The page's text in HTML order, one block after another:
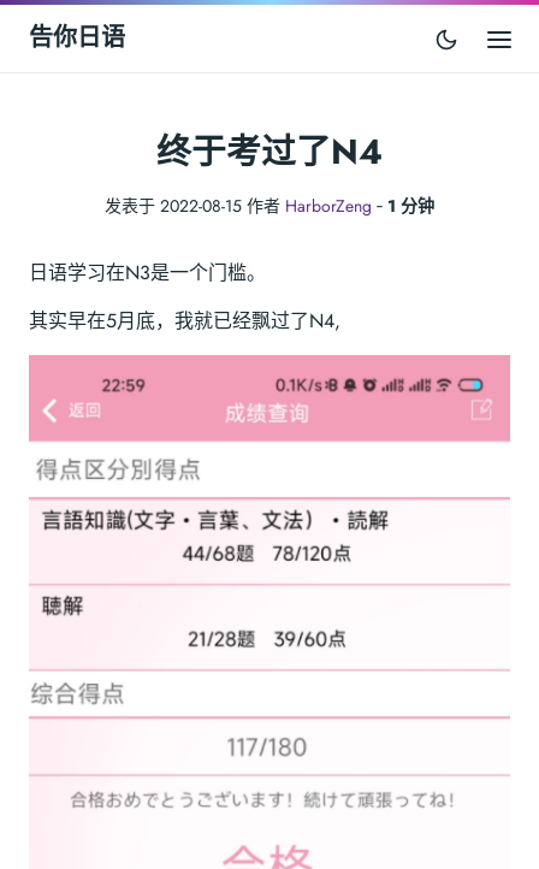
告你日语
终于考过了N4
发表于 2022-08-15 作者 HarborZeng ‐ 1 分钟
日语学习在N3是一个门槛。
其实早在5月底，我就已经飘过了N4,